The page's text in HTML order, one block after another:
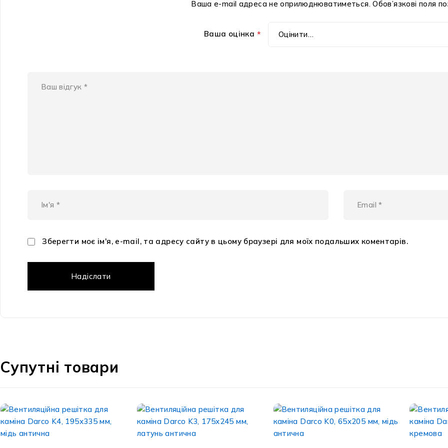
Ваша e-mail адреса не оприлюднюватиметься. Обов’язкові поля
Ваша оцінка *
Зберегти моє ім'я, e-mail, та адресу сайту в цьому браузері для моїх подальших коментарів.
Супутні товари